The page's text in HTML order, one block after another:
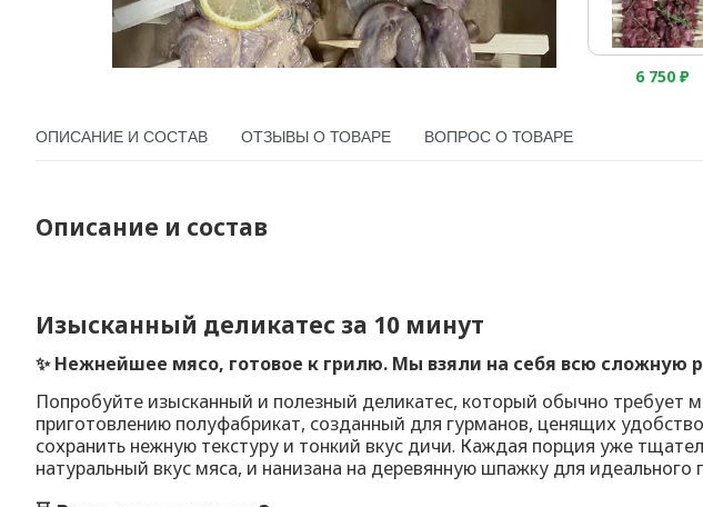
6 750 ₽
ОПИСАНИЕ И СОСТАВ ОТЗЫВЫ О ТОВАРЕ ВОПРОС О ТОВАРЕ
Описание и состав
Изысканный деликатес за 10 минут
✨ Нежнейшее мясо, готовое к грилю. Мы взяли на себя всю сложную
Попробуйте изысканный и полезный деликатес, который обычно
приготовлению полуфабрикат, созданный для гурманов, ценящих
сохранить нежную текстуру и тонкий вкус дичи. Каждая порция уже
натуральный вкус мяса, и нанизана на деревянную шпажку для идеального